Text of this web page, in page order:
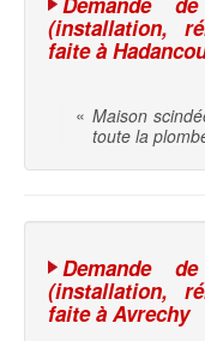
(installation,
faite à
« Maison
toute la
Demande
(installation,
faite à Avrechy